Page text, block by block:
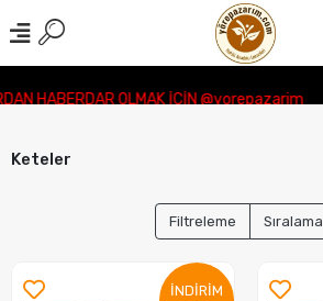
HABERDAR OLMAK İÇİN @yorepazarim
Keteler
Filtreleme Sıralama
İNDİRİM